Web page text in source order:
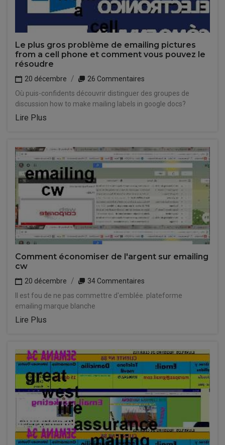
Le plus gros problème de emailing pictures
from a cell phone et comment vous pouvez le
résoudre
20 décembre
26 Commentaires
Où puis-confidents découvrir distinguer des groupes de
discussion how to make mailing labels in google docs?
Lire Plus
Comment économiser de l'argent sur emailing
cw
20 décembre
34 Commentaires
Il est fou de ne pas commettre d'emblée. plateforme
emailing marque blanche
Lire Plus